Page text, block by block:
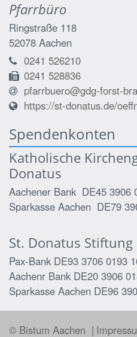
Pfarrbüro
Ringstraße 118
52078 Aachen
0241 526210
0241 528836
pfarrbuero@gdg-forst-
https://st-donatus.de/
Spendenkonten
Katholische
Donatus
Aachener Bank DE45 3906
Sparkasse Aachen DE79
St. Donatus Stiftung
Pax-Bank DE93 3706 0193
Aachenr Bank DE20 3906
Sparkasse Aachen DE96
© Bistum Aachen